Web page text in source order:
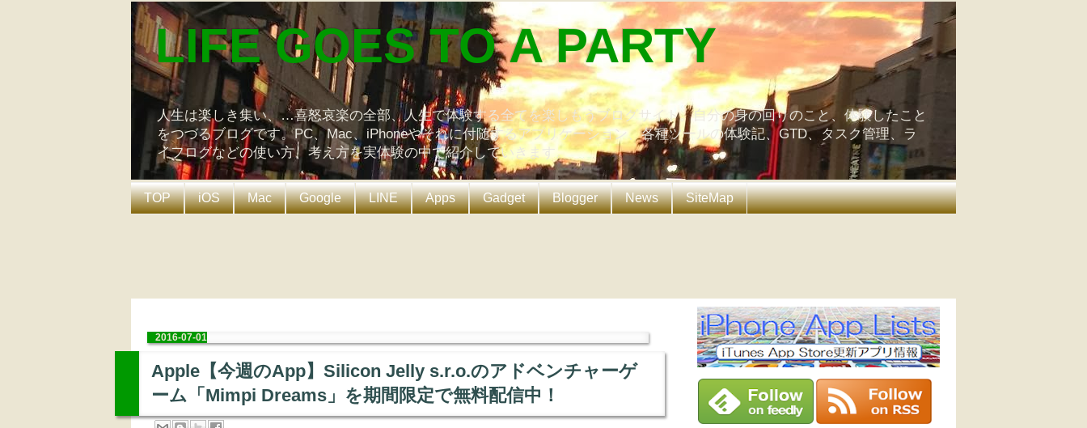
LIFE GOES TO A PARTY
人生は楽しき集い、…喜怒哀楽の全部、人生で体験する全てを楽しもうブログサイト。自分の身の回りのこと、体験したこと
をつづるブログです。PC、Mac、iPhoneやそれに付随するアプリケーション、各種ツールの体験記、GTD、タスク管理、ラ
イフログなどの使い方、考え方を実体験の中で紹介していきます。
TOP iOS Mac Google LINE Apps Gadget Blogger News SiteMap
2016-07-01
Apple【今週のApp】Silicon Jelly s.r.o.のアドベンチャーゲ
ーム「Mimpi Dreams」を期間限定で無料配信中！